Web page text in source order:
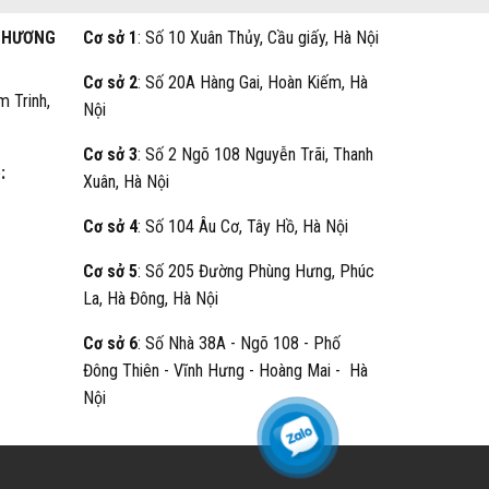
Trinh,
Cơ sở 1: Số 10 Xuân Thủy, Cầu giấy, Hà Nội
Cơ sở 2: Số 20A Hàng Gai, Hoàn Kiếm, Hà
Nội
Cơ sở 3: Số 2 Ngõ 108 Nguyễn Trãi, Thanh
Xuân, Hà Nội
Cơ sở 4: Số 104 Âu Cơ, Tây Hồ, Hà Nội
Cơ sở 5: Số 205 Đường Phùng Hưng, Phúc
La, Hà Đông, Hà Nội
Cơ sở 6: Số Nhà 38A - Ngõ 108 - Phố
Đông Thiên - Vĩnh Hưng - Hoàng Mai - Hà
Nội